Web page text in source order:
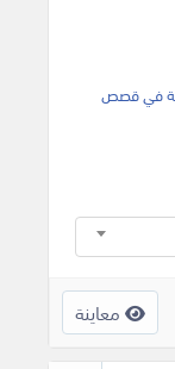
في قصص
معاينة